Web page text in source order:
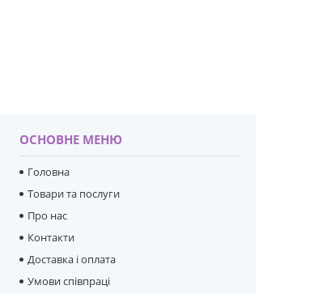
ОСНОВНЕ МЕНЮ
Головна
Товари та послуги
Про нас
Контакти
Доставка і оплата
Умови співпраці